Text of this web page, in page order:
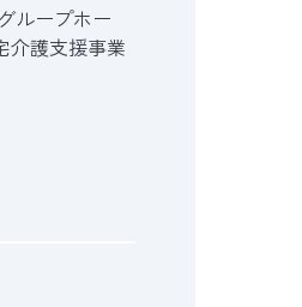
ループホー
介護支援事業